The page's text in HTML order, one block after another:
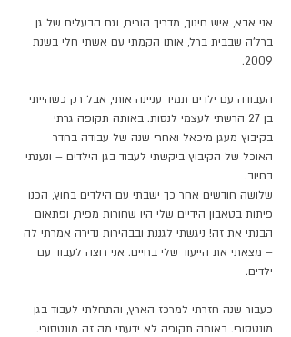
אני אבא, איש חינוך, מדריך הורים, וגם הבעלים של גן
ברל'ה שבבית ברל, אותו הקמתי עם אשתי חלי בשנת
2009.
העבודה עם ילדים תמיד עניינה אותי, אבל רק כשהייתי
בן 27 הרשתי לעצמי לנסות. באותה תקופה גרתי
בקיבוץ מעגן מיכאל ואחרי שנה של עבודה בחדר
האוכל של הקיבוץ ביקשתי לעבוד בגן הילדים – ונענתי
בחיוב.
שלושה חודשים אחר כך ישבתי עם הילדים בחוץ, הכנו
פיתות בטאבון הידיים שלי היו שחורות מפיח, ופתאום
הבנתי את זה! ניגשתי לגננת ובבהירות נדירה אמרתי לה
– מצאתי את הייעוד שלי בחיים. אני רוצה לעבוד עם
ילדים.
כעבור שנה חזרתי למרכז הארץ, והתחלתי לעבוד בגן
מונטסורי. באותה תקופה לא ידעתי מה זה מונטסורי.